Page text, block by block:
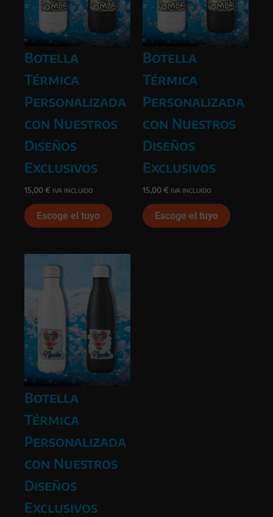
Botella
Térmica
Personalizada
con Nuestros
Diseños
Exclusivos
15,00€ IVA INCLUIDO
Escoge el tuyo
Botella
Térmica
Personalizada
con Nuestros
Diseños
Exclusivos
15,00€ IVA INCLUIDO
Escoge el tuyo
Botella
Térmica
Personalizada
con Nuestros
Diseños
Exclusivos